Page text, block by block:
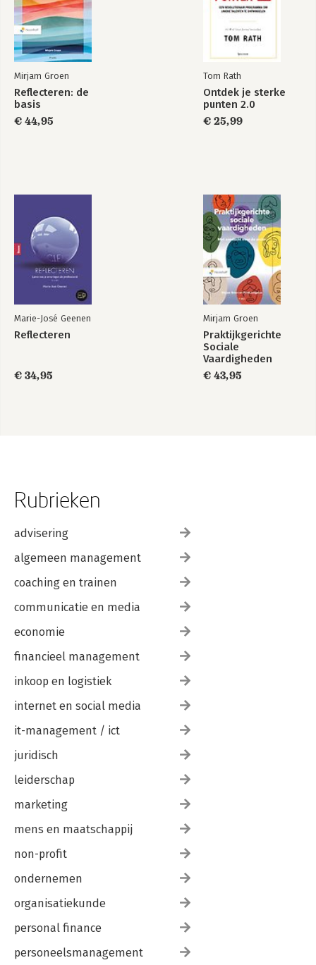
Een eenvoudige manier om het leven drastisch te verbeteren
Om te onthouden
Mijn manier to pay it forward
Felicitaties & dankwoord
Bronnen
Mirjam Groen
Reflecteren: de
basis
€ 44,95
Tom Rath
Ontdek je sterke
punten 2.0
€ 25,99
Marie-José Geenen
Reflecteren
€ 34,95
Mirjam Groen
Praktijkgerichte
Sociale
Vaardigheden
€ 43,95
Rubrieken
advisering
algemeen management
coaching en trainen
communicatie en media
economie
financieel management
inkoop en logistiek
internet en social media
it-management / ict
juridisch
leiderschap
marketing
mens en maatschappij
non-profit
ondernemen
organisatiekunde
personal finance
personeelsmanagement